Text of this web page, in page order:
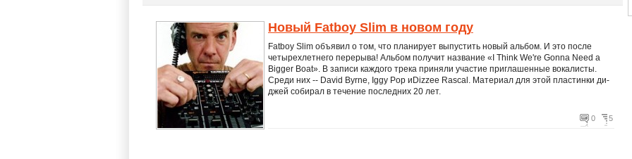
Новый Fatboy Slim в новом году
Fatboy Slim объявил о том, что планирует выпустить новый альбом. И это после
четырехлетнего перерыва! Альбом получит название «I Think We're Gonna Need a
Bigger Boat». В записи каждого трека приняли участие приглашенные вокалисты.
Среди них -- David Byrne, Iggy Pop иDizzee Rascal. Материал для этой пластинки ди-
джей собирал в течение последних 20 лет.
0 5